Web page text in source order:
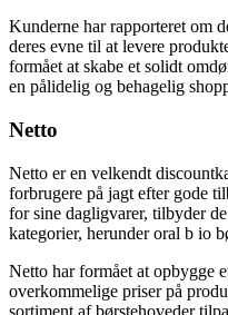
Kunderne har rapporteret om
deres evne til at levere
formået at skabe et solidt
en pålidelig og behagelig
Netto
Netto er en velkendt
forbrugere på jagt efter gode
for sine dagligvarer, tilbyder
kategorier, herunder oral b io
Netto har formået at opbygge
overkommelige priser på
sortiment af børstehoveder